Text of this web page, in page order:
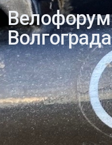
Велофорум
Волгограда